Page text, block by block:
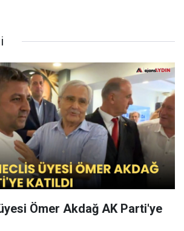
Ömer Akdağ AK Parti'ye